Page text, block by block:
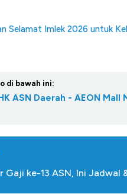
Selamat Imlek 2026 untuk
di bawah ini:
ASN Daerah - AEON
Gaji ke-13 ASN, Ini Jadwal